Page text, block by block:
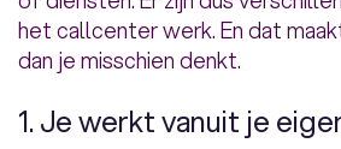
het callcenter werk. En dat
dan je misschien denkt.
1. Je werkt vanuit je